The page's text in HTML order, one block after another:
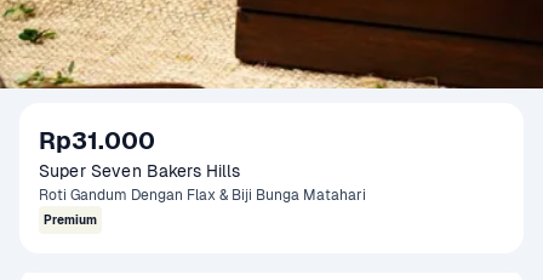
Rp31.000
Super Seven Bakers Hills
Roti Gandum Dengan Flax & Biji Bunga Matahari
Premium